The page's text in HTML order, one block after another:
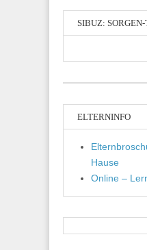
SIBUZ:
ELTERNINFO
Hause
Online –